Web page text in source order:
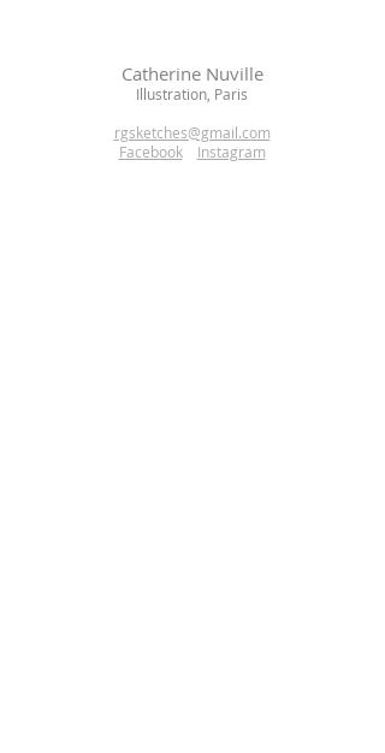
Catherine Nuville
Illustration, Paris
rgsketches@gmail.com
Facebook
Instagram